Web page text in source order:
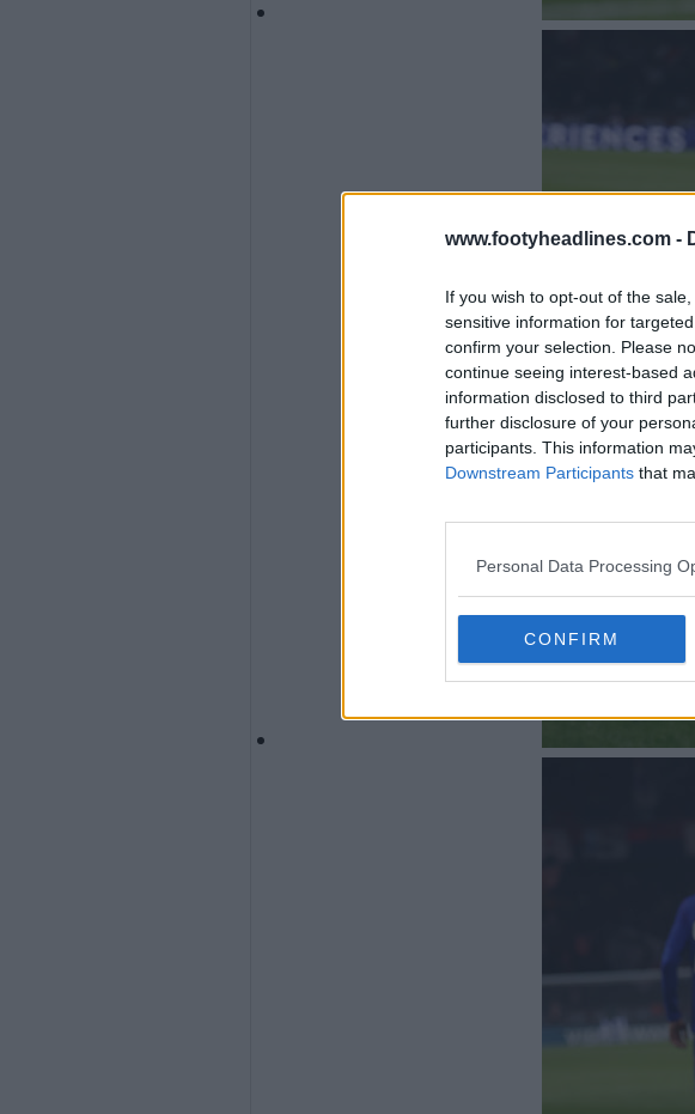
www.footyheadlines.com -
If you wish to opt-out of the
sensitive information for
confirm your selection. Please
continue seeing interest-based
information disclosed to third
further disclosure of your
participants. This information
Downstream Participants that
Personal Data Processing
CONFIRM